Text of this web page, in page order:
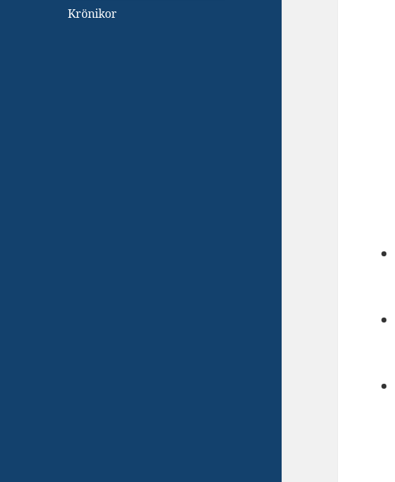
Krönikor